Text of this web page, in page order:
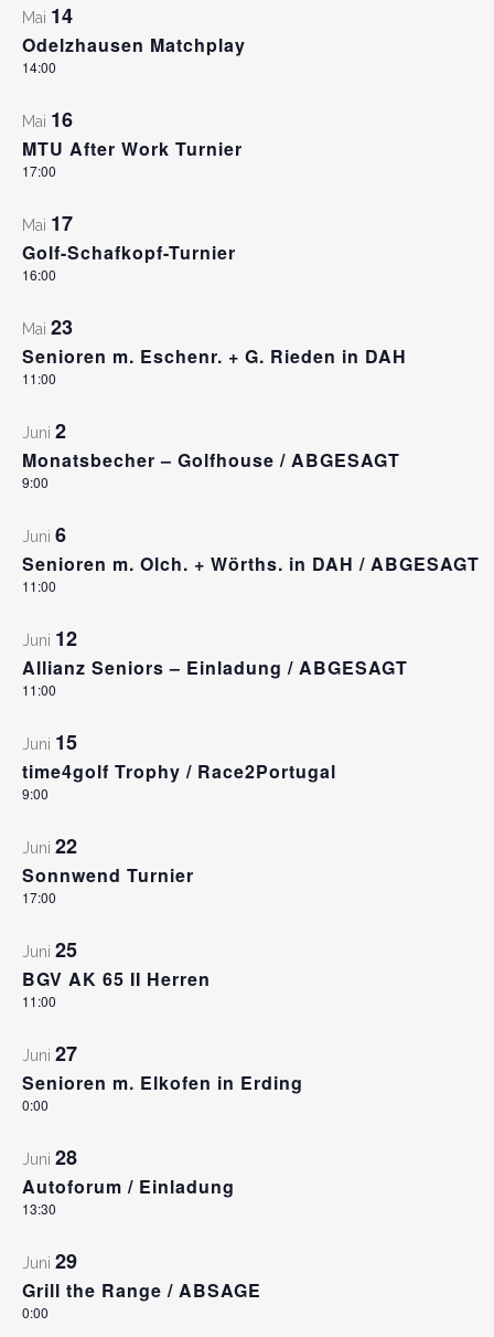
Mai 14
Odelzhausen Matchplay
14:00
Mai 16
MTU After Work Turnier
17:00
Mai 17
Golf-Schafkopf-Turnier
16:00
Mai 23
Senioren m. Eschenr. + G. Rieden in DAH
11:00
Juni 2
Monatsbecher – Golfhouse / ABGESAGT
9:00
Juni 6
Senioren m. Olch. + Wörths. in DAH / ABGESAGT
11:00
Juni 12
Allianz Seniors – Einladung / ABGESAGT
11:00
Juni 15
time4golf Trophy / Race2Portugal
9:00
Juni 22
Sonnwend Turnier
17:00
Juni 25
BGV AK 65 II Herren
11:00
Juni 27
Senioren m. Elkofen in Erding
0:00
Juni 28
Autoforum / Einladung
13:30
Juni 29
Grill the Range / ABSAGE
0:00